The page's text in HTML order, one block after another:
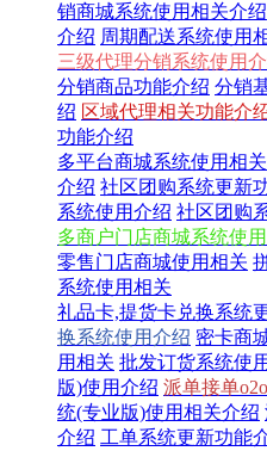
销商城系统使用相关介绍
介绍 周期配送系统使用
三级代理分销系统使用
分销商品功能介绍 分销
绍 区域代理相关功能介
功能介绍
多平台商城系统使用相
介绍 社区团购系统更新
系统使用介绍 社区团购
多商户门店商城系统使
零售门店商城使用相关
系统使用相关
礼品卡,提货卡兑换系统
换系统使用介绍 密卡商
用相关 批发订货系统使
版)使用介绍 派单接单
统(专业版)使用相关介绍
介绍 工单系统更新功能